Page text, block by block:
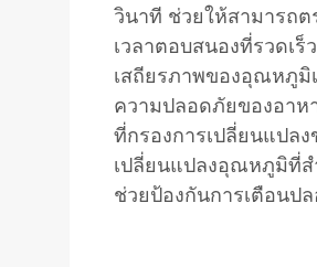
วินาที ช่วยให้สามารถ
เวลาตอบสนองที่รวดเ
เสถียรภาพของอุณหภูมิ
ความปลอดภัยของอาห
ที่กรองการเปลี่ยนแปล
เปลี่ยนแปลงอุณหภูมิที่ส
ช่วยป้องกันการเตือนป